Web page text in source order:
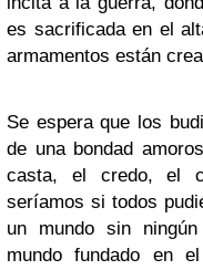
es sacrificada en el
armamentos están
Se espera que los
de una bondad
casta, el credo, el
seríamos si todos
un mundo sin
mundo fundado en